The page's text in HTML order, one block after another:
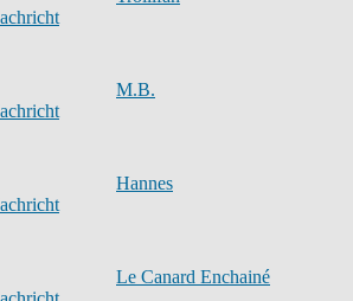
M.B.
Hannes
Le Canard Enchainé